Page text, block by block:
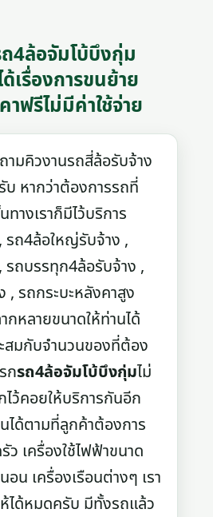
4ล้อจัมโบ้บึงกุ่ม
เรื่องการขนย้าย
าฟรีไม่มีค่าใช้จ่าย
คิวงานรถสี่ล้อรับจ้าง
บ หากว่าต้องการรถที่
างเราก็มีไว้บริการ
รถ4ล้อใหญ่รับจ้าง ,
รถบรรทุก4ล้อรับจ้าง ,
, รถกระบะหลังคาสูง
กหลายขนาดให้ท่านได้
ะสมกับจำนวนของที่ต้อง
กรถ4ล้อจัมโบ้บึงกุ่มไม่
ว้คอยให้บริการกันอีก
ได้ตามที่ลูกค้าต้องการ
ว เครื่องใช้ไฟฟ้าขนาด
น เครื่องเรือนต่างๆ เรา
ได้หมดครับ มีทั้งรถแล้ว